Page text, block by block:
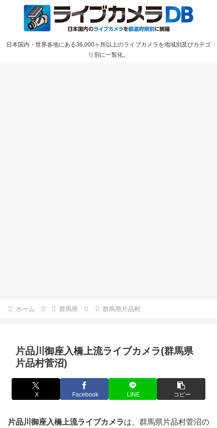
日本国内・世界各地にある36,000ヶ所以上のライブカメラを地域別及びカテゴ
リ別に一覧化。
ホーム 群馬県 群馬県片品村
片品川御座入橋上流ライブカメラ(群馬県
片品村菅沼)
X Facebook LINE コピー
片品川御座入橋上流ライブカメラは、群馬県片品村菅沼の